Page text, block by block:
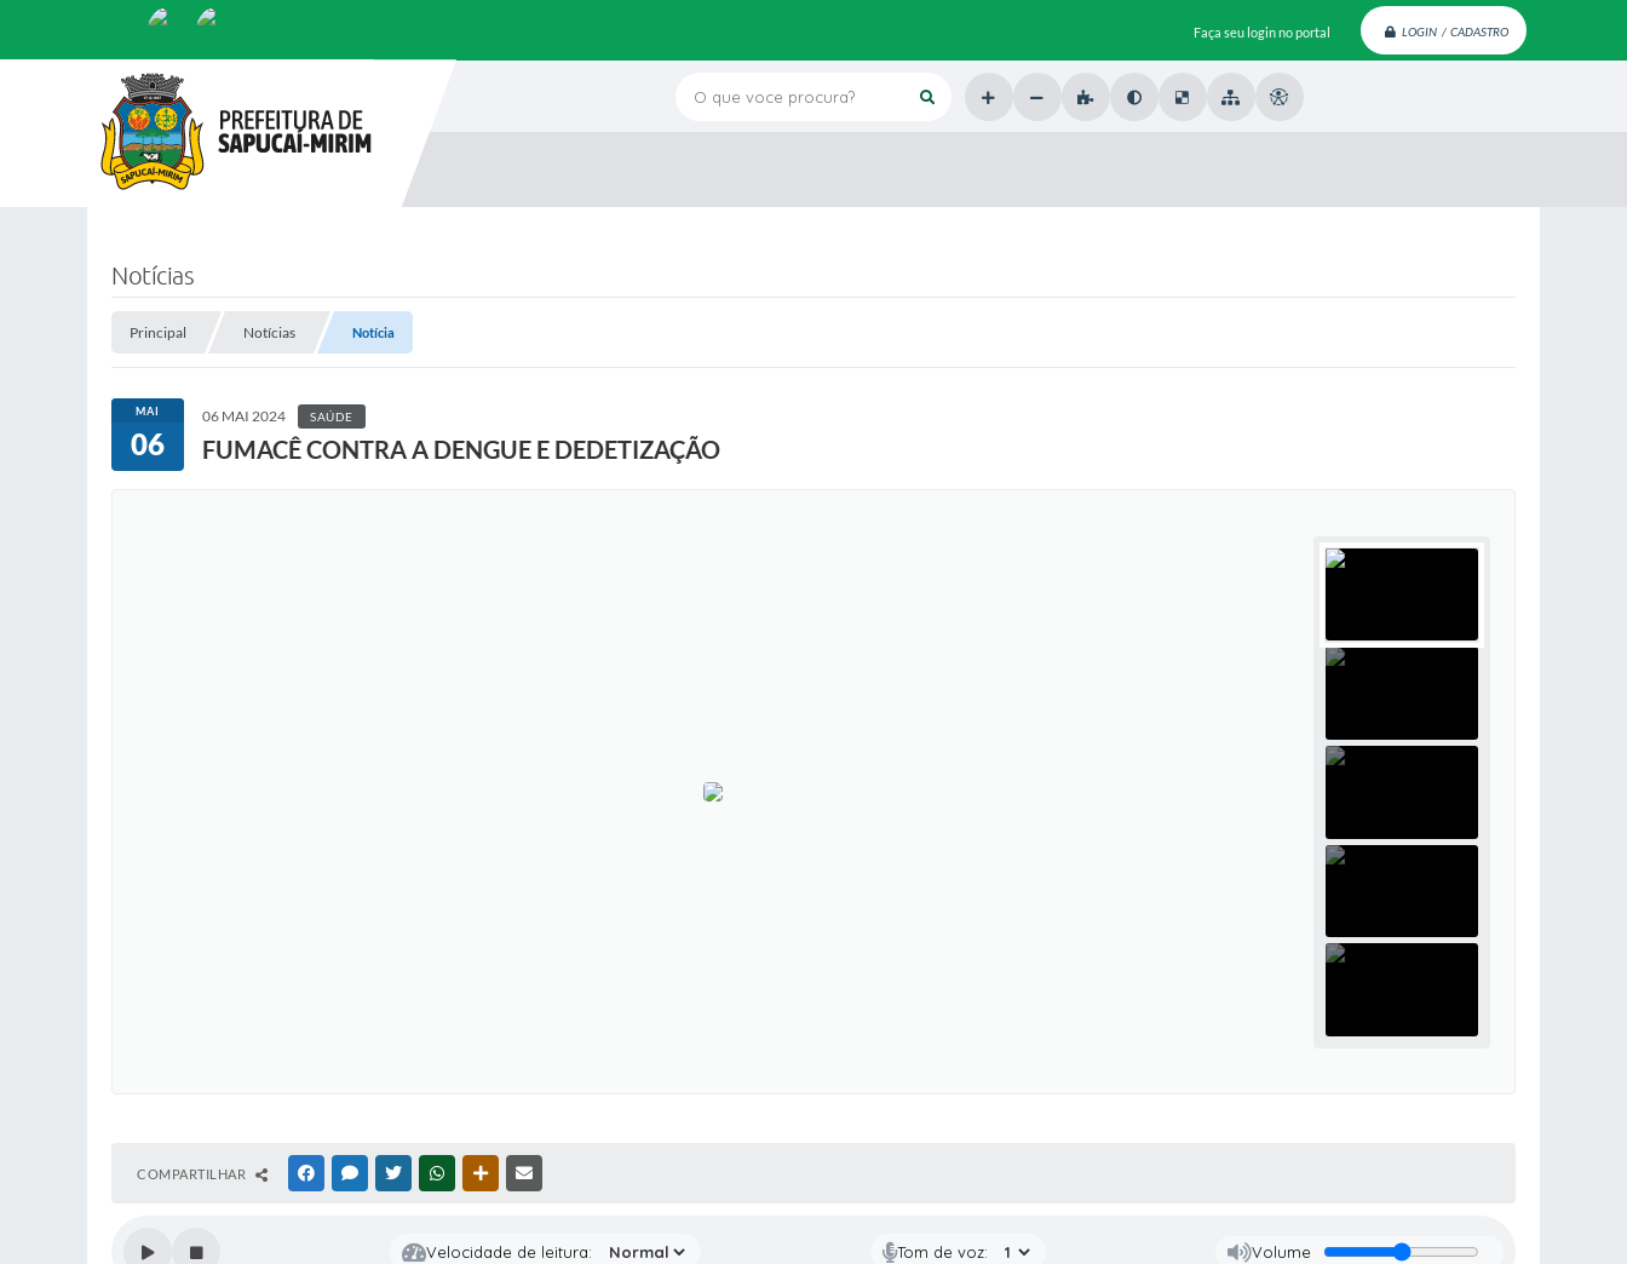
Faça seu login no portal LOGIN / CADASTRO
O que voce procura?
Notícias
Principal Notícias Notícia
MAI
06
06 MAI 2024 SAÚDE
FUMACÊ CONTRA A DENGUE E DEDETIZAÇÃO
COMPARTILHAR FACEBOOKMESSENGER
TWITTERWHATSAPPOUTRAS MÍDIAS
Velocidade de leitura: Tom de voz: Volume